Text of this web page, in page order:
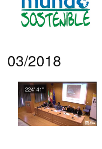
03/2018
224' 41''